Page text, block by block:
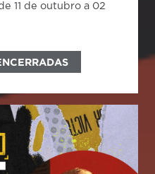
11 de outubro a 02